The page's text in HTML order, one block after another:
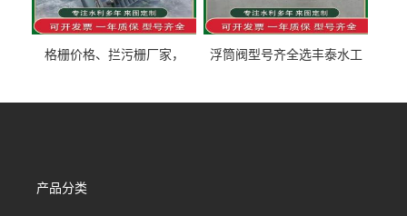
格栅价格、拦污栅厂家，
浮筒阀型号齐全选丰泰水工
道水库电站污水处理钢制闸
产品分类